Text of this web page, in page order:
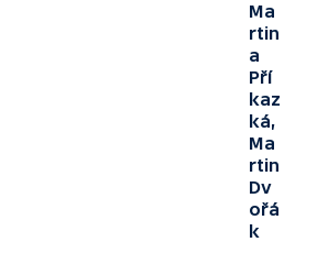
Ma
rtin
a
Pří
kaz
ká,
Ma
rtin
Dv
ořá
k